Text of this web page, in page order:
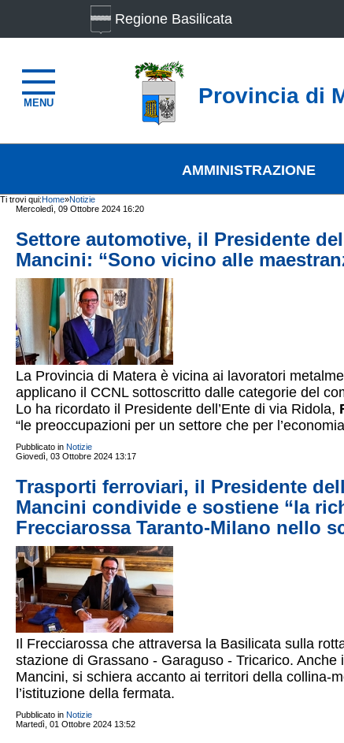
MENU
Regione Basilicata
Provincia di
AMMINISTRAZIONE
Ti trovi qui:Home»Notizie
Mercoledì, 09 Ottobre 2024 16:20
Settore automotive, il Presidente
Mancini: “Sono vicino alle
La Provincia di Matera è vicina ai lavoratori
applicano il CCNL sottoscritto dalle categorie del
Lo ha ricordato il Presidente dell’Ente di via Ridola,
“le preoccupazioni per un settore che per
Pubblicato in Notizie
Giovedì, 03 Ottobre 2024 13:17
Trasporti ferroviari, il Presidente
Mancini condivide e sostiene “la
Frecciarossa Taranto-Milano nello
Il Frecciarossa che attraversa la Basilicata sulla
stazione di Grassano - Garaguso - Tricarico.
Mancini, si schiera accanto ai territori della collina-
l’istituzione della fermata.
Pubblicato in Notizie
Martedì, 01 Ottobre 2024 13:52